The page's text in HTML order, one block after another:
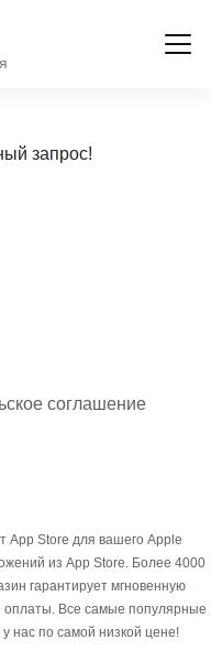
запрос!
соглашение
App Store для вашего Apple
из App Store. Более 4000
гарантирует мгновенную
оплаты. Все самые популярные
нас по самой низкой цене!